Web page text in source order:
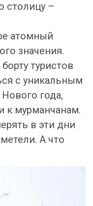
столицу –
атомный
значения.
туристов
с уникальным
года,
к мурманчанам.
в эти дни
А что